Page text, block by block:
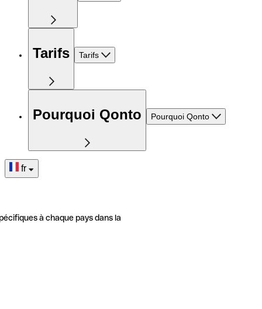
Tarifs Tarifs
Pourquoi Qonto Pourquoi Qonto
fr
à chaque pays dans la